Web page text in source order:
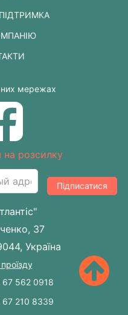
мережах
на розсилку
Підписатися
37
Україна
562 0918
210 8339